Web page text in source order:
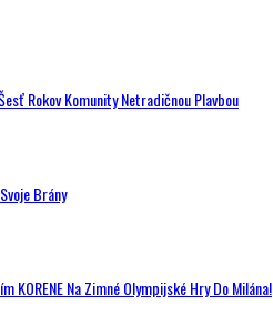
Rokov Komunity Netradičnou Plavbou
Brány
KORENE Na Zimné Olympijské Hry Do Milána!